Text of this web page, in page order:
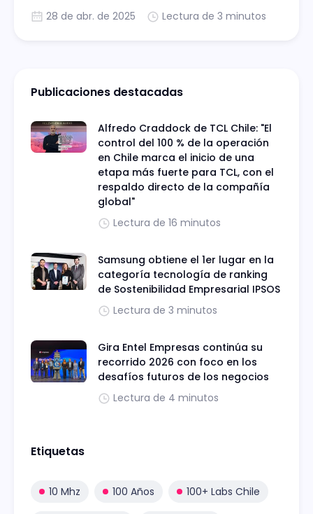
28 de abr. de 2025 Lectura de 3 minutos
Publicaciones destacadas
Alfredo Craddock de TCL Chile: "El
control del 100 % de la operación
en Chile marca el inicio de una
etapa más fuerte para TCL, con el
respaldo directo de la compañía
global"
Lectura de 16 minutos
Samsung obtiene el 1er lugar en la
categoría tecnología de ranking
de Sostenibilidad Empresarial IPSOS
Lectura de 3 minutos
Gira Entel Empresas continúa su
recorrido 2026 con foco en los
desafíos futuros de los negocios
Lectura de 4 minutos
Etiquetas
10 Mhz 100 Años 100+ Labs Chile